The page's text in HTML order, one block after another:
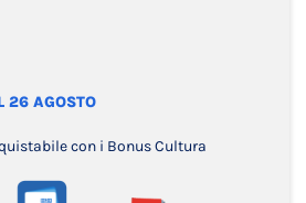
26 AGOSTO
con i Bonus Cultura